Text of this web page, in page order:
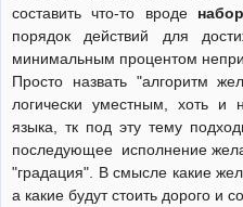
составить что-то вроде
порядок действий для
минимальным процентом
Просто назвать "алгоритм
логически уместным, хоть и
языка, тк под эту тему
последующее исполнение
"градация". В смысле какие
а какие будут стоить дорого и